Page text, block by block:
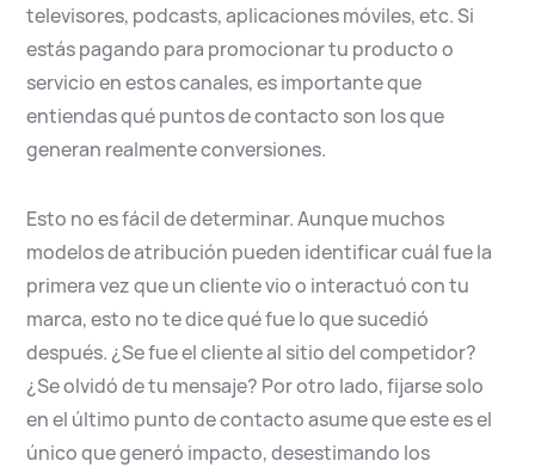
televisores, podcasts, aplicaciones móviles, etc. Si
estás pagando para promocionar tu producto o
servicio en estos canales, es importante que
entiendas qué puntos de contacto son los que
generan realmente conversiones.
Esto no es fácil de determinar. Aunque muchos
modelos de atribución pueden identificar cuál fue la
primera vez que un cliente vio o interactuó con tu
marca, esto no te dice qué fue lo que sucedió
después. ¿Se fue el cliente al sitio del competidor?
¿Se olvidó de tu mensaje? Por otro lado, fijarse solo
en el último punto de contacto asume que este es el
único que generó impacto, desestimando los